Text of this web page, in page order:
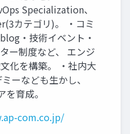
Specialization、
カテゴリ)。 ・コミ
・技術イベント・
ー制度など、 エンジ
化を構築。 ・社内大
ーなども生かし、
育成。
com.co.jp/